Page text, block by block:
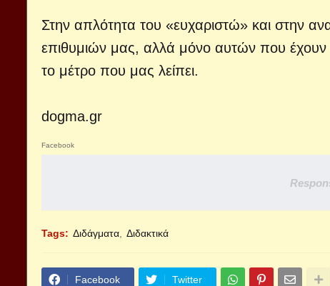
Στην απλότητα του «ευχαριστώ» και στην
επιθυμιών μας, αλλά μόνο αυτών που
το μέτρο που μας λείπει.
dogma.gr
Facebook
Tags: Διδάγματα Διδακτικά
Facebook Twitter